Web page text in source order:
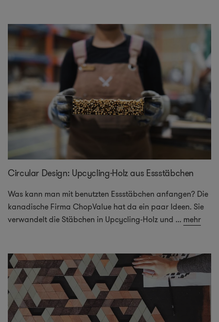
Circular Design: Upcycling-Holz aus Essstäbchen
Was kann man mit benutzten Essstäbchen anfangen? Die
kanadische Firma ChopValue hat da ein paar Ideen. Sie
verwandelt die Stäbchen in Upcycling-Holz und ... mehr